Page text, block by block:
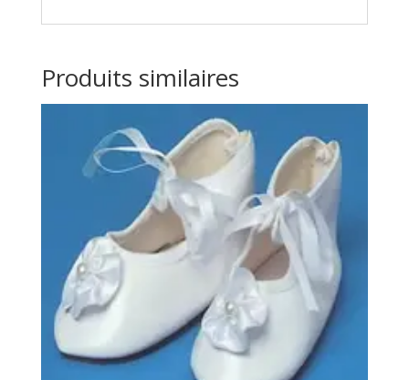
Produits similaires